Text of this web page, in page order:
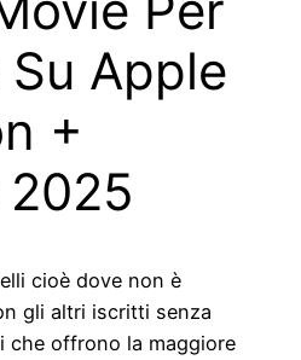
Apple
+
cioè dove non è
gli altri iscritti senza
che offrono la maggiore